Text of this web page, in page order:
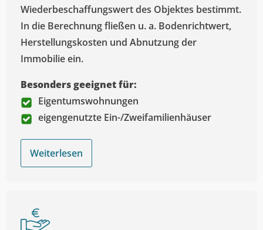
Wiederbeschaffungswert des Objektes bestimmt.
In die Berechnung fließen u. a. Bodenrichtwert,
Herstellungskosten und Abnutzung der
Immobilie ein.
Besonders geeignet für:
Eigentumswohnungen
eigengenutzte Ein-/Zweifamilienhäuser
Weiterlesen